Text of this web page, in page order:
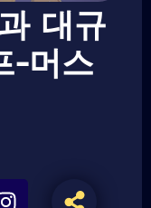
대규
-머스